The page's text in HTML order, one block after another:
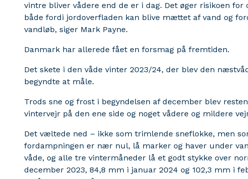
vintre bliver vådere end de er i dag. Det øger risikoen
både fordi jordoverfladen kan blive mættet af vand og
vandløb, siger Mark Payne.
Danmark har allerede fået en forsmag på fremtiden.
Det skete i den våde vinter 2023/24, der blev den
begyndte at måle.
Trods sne og frost i begyndelsen af december blev
vintervejr på den ene side og noget vådere og mildere
Det væltede ned – ikke som trimlende sneflokke, men
fordampningen er nær nul, lå marker og haver under
våde, og alle tre vintermåneder lå et godt stykke over
december 2023, 84,8 mm i januar 2024 og 102,3 mm i